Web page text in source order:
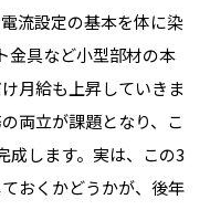
流設定の基本を体に染
金具など小型部材の本
月給も上昇していきま
両立が課題となり、こ
成します。実は、この3
おくかどうかが、後年